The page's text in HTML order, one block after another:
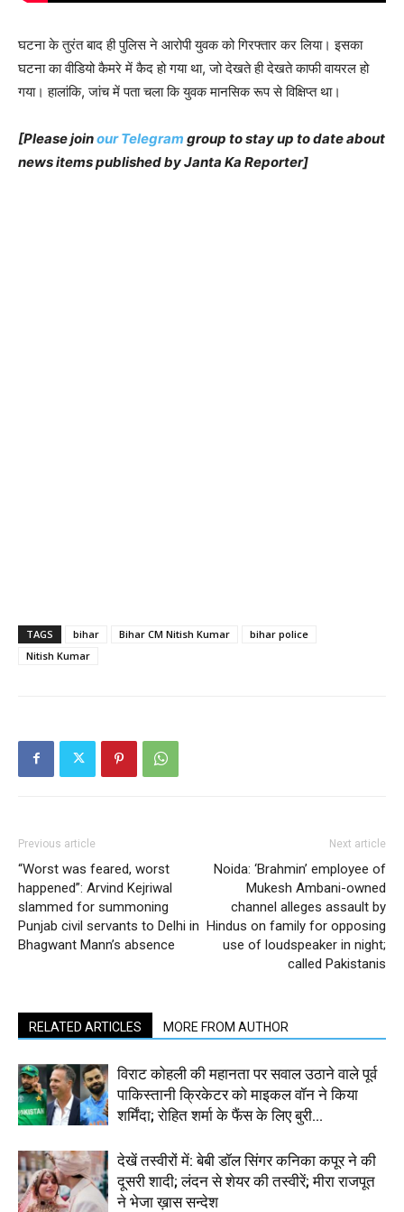
घटना के तुरंत बाद ही पुलिस ने आरोपी युवक को गिरफ्तार कर लिया। इसका
घटना का वीडियो कैमरे में कैद हो गया था, जो देखते ही देखते काफी वायरल हो
गया। हालांकि, जांच में पता चला कि युवक मानसिक रूप से विक्षिप्त था।
[Please joinour Telegram group to stay up to date about
news items published by Janta Ka Reporter]
TAGS bihar Bihar CM Nitish Kumar
bihar police
Nitish Kumar
Previous article
“Worst was feared, worst
happened”: Arvind Kejriwal
slammed for summoning
Punjab civil servants to Delhi in
Bhagwant Mann’s absence
Next article
Noida: ‘Brahmin’ employee of
Mukesh Ambani-owned
channel alleges assault by
Hindus on family for opposing
use of loudspeaker in night;
called Pakistanis
RELATED ARTICLES MORE FROM AUTHOR
विराट कोहली की महानता पर सवाल उठाने वाले पूर्व
पाकिस्तानी क्रिकेटर को माइकल वॉन ने किया
शर्मिंदा; रोहित शर्मा के फैंस के लिए बुरी...
देखें तस्वीरों में: बेबी डॉल सिंगर कनिका कपूर ने की
दूसरी शादी; लंदन से शेयर की तस्वीरें; मीरा राजपूत
ने भेजा ख़ास सन्देश